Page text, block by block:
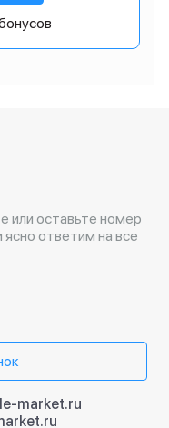
или оставьте номер
ответим на все
market.ru